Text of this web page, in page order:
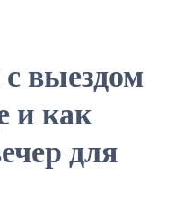
выездом
и как
для